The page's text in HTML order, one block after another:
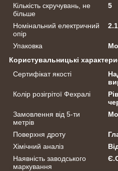
Кількість скручувань, не
більше
5
Номінальний електричний
опір
Упаковка
Користувальницькі
Сертифікат якості
Колір розігрітої Фехралі
Замовлення від 5-ти
метрів
Поверхня дроту
Хімічний аналіз
Наявність заводського
маркування